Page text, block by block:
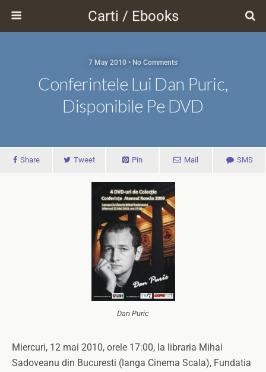
Carti / Ebooks
7 May 2010 • No Comments
Conferintele Lui Dan Puric,
Disponibile Pe DVD
Share Tweet Pin Mail SMS
Dan Puric
Miercuri, 12 mai 2010, orele 17:00, la libraria Mihai
Sadoveanu din Bucuresti (langa Cinema Scala), Fundatia